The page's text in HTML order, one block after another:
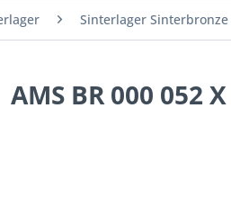
Sinterlager Sinterbronze
AMS BR 000 052